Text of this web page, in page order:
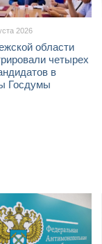
2026
области
четырех
в
Госдумы